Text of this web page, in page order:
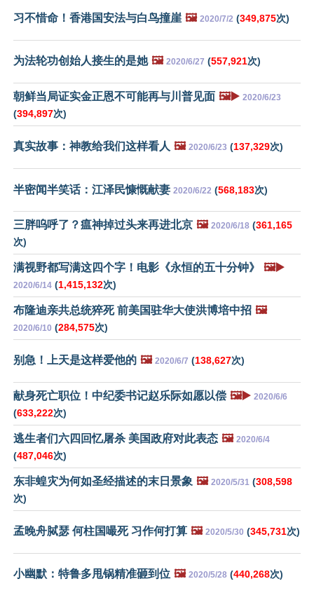
习不惜命！香港国安法与白鸟撞崖 🖼️ 2020/7/2 (349,875次)
为法轮功创始人接生的是她 🖼️ 2020/6/27 (557,921次)
朝鲜当局证实金正恩不可能再与川普见面 🖼️▶️ 2020/6/23
(394,897次)
真实故事：神教给我们这样看人 🖼️ 2020/6/23 (137,329次)
半密闻半笑话：江泽民慷慨献妻 2020/6/22 (568,183次)
三胖呜呼了？瘟神掉过头来再进北京 🖼️ 2020/6/18 (361,165
次)
满视野都写满这四个字！电影《永恒的五十分钟》 🖼️▶️
2020/6/14 (1,415,132次)
布隆迪亲共总统猝死 前美国驻华大使洪博培中招 🖼️
2020/6/10 (284,575次)
别急！上天是这样爱他的 🖼️ 2020/6/7 (138,627次)
献身死亡职位！中纪委书记赵乐际如愿以偿 🖼️▶️ 2020/6/6
(633,222次)
逃生者们六四回忆屠杀 美国政府对此表态 🖼️ 2020/6/4
(487,046次)
东非蝗灾为何如圣经描述的末日景象 🖼️ 2020/5/31 (308,598
次)
孟晚舟脦瑟 何柱国嘬死 习作何打算 🖼️ 2020/5/30 (345,731次)
小幽默：特鲁多甩锅精准砸到位 🖼️ 2020/5/28 (440,268次)